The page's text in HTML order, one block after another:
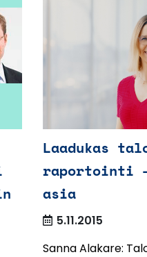
Laadukas
raportointi –
asia
5.11.2015
Sanna Alakare: